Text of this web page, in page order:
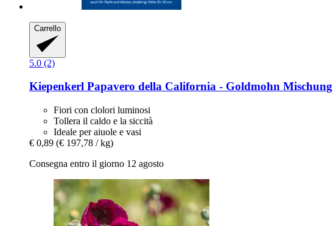
Carrello
5.0 (2)
Kiepenkerl Papavero della California -​ Goldmohn Mischung
Fiori con clolori luminosi
Tollera il caldo e la siccità
Ideale per aiuole e vasi
€ 0,89 (€ 197,78 / kg)
Consegna entro il giorno 12 agosto